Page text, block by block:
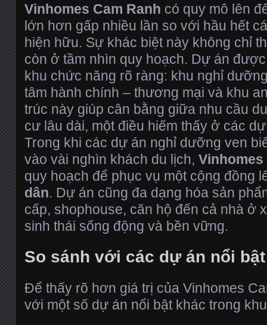
Vinhomes Cam Ranh có quy mô lên
lớn hơn gấp nhiều lần so với hầu hết
hiện hữu. Sự khác biệt này không chỉ
còn ở tầm nhìn quy hoạch. Dự án
khu chức năng rõ ràng: khu nghỉ
tâm hành chính – thương mại và khu
trúc này giúp cân bằng giữa nhu cầu
cư lâu dài, một điều hiếm thấy ở các
Trong khi các dự án nghỉ dưỡng ven
vào vài nghìn khách du lịch, Vinhomes
quy hoạch để phục vụ một cộng đồng
dân. Dự án cũng đa dạng hóa sản
cấp, shophouse, căn hộ đến cả nhà ở
sinh thái sống động và bền vững.
So sánh với các dự án nổi
Để thấy rõ hơn giá trị của Vinhomes
với một số dự án nổi bật khác trong